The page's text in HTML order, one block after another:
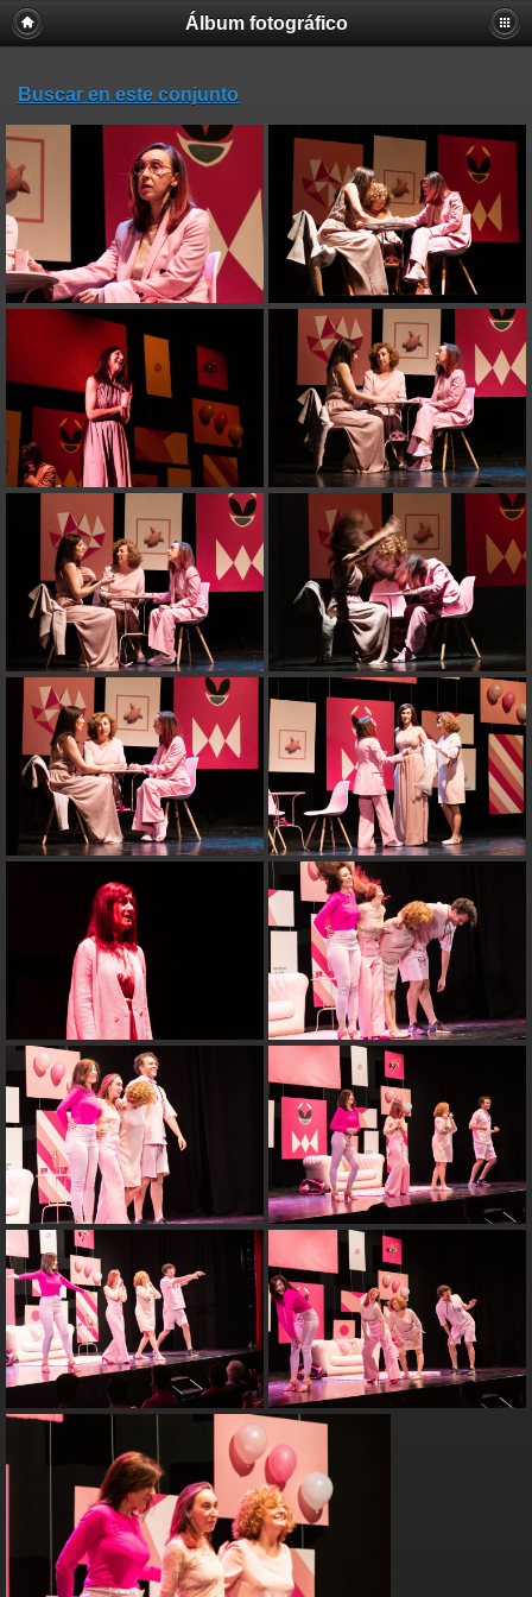
Álbum fotográfico
Buscar en este conjunto